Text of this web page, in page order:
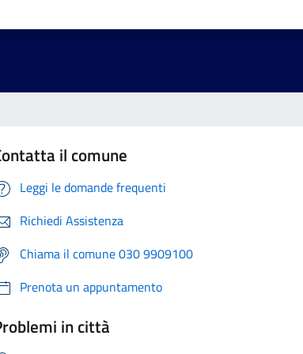
il comune
Leggi le domande frequenti
Richiedi Assistenza
Chiama il comune 030 9909100
Prenota un appuntamento
in città